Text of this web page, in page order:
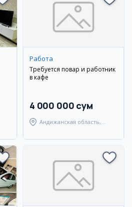
Работа
Требуется повар и работник
в кафе
4 000 000 сум
Андижанская область,